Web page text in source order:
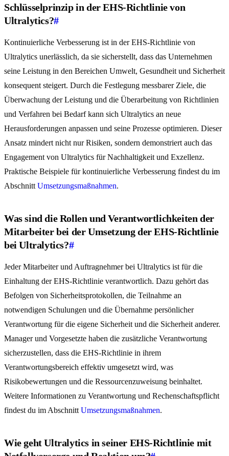
Schlüsselprinzip in der EHS-Richtlinie von
Ultralytics?#
Kontinuierliche Verbesserung ist in der EHS-Richtlinie von
Ultralytics unerlässlich, da sie sicherstellt, dass das Unternehmen
seine Leistung in den Bereichen Umwelt, Gesundheit und Sicherheit
konsequent steigert. Durch die Festlegung messbarer Ziele, die
Überwachung der Leistung und die Überarbeitung von Richtlinien
und Verfahren bei Bedarf kann sich Ultralytics an neue
Herausforderungen anpassen und seine Prozesse optimieren. Dieser
Ansatz mindert nicht nur Risiken, sondern demonstriert auch das
Engagement von Ultralytics für Nachhaltigkeit und Exzellenz.
Praktische Beispiele für kontinuierliche Verbesserung findest du im
Abschnitt Umsetzungsmaßnahmen.
Was sind die Rollen und Verantwortlichkeiten der
Mitarbeiter bei der Umsetzung der EHS-Richtlinie
bei Ultralytics?#
Jeder Mitarbeiter und Auftragnehmer bei Ultralytics ist für die
Einhaltung der EHS-Richtlinie verantwortlich. Dazu gehört das
Befolgen von Sicherheitsprotokollen, die Teilnahme an
notwendigen Schulungen und die Übernahme persönlicher
Verantwortung für die eigene Sicherheit und die Sicherheit anderer.
Manager und Vorgesetzte haben die zusätzliche Verantwortung
sicherzustellen, dass die EHS-Richtlinie in ihrem
Verantwortungsbereich effektiv umgesetzt wird, was
Risikobewertungen und die Ressourcenzuweisung beinhaltet.
Weitere Informationen zu Verantwortung und Rechenschaftspflicht
findest du im Abschnitt Umsetzungsmaßnahmen.
Wie geht Ultralytics in seiner EHS-Richtlinie mit